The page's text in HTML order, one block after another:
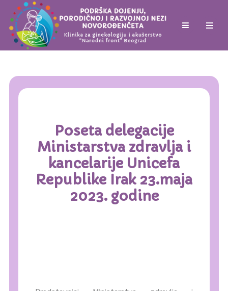
Poseta delegacije
Ministarstva zdravlja i
kancelarije Unicefa
Republike Irak 23.maja
2023. godine